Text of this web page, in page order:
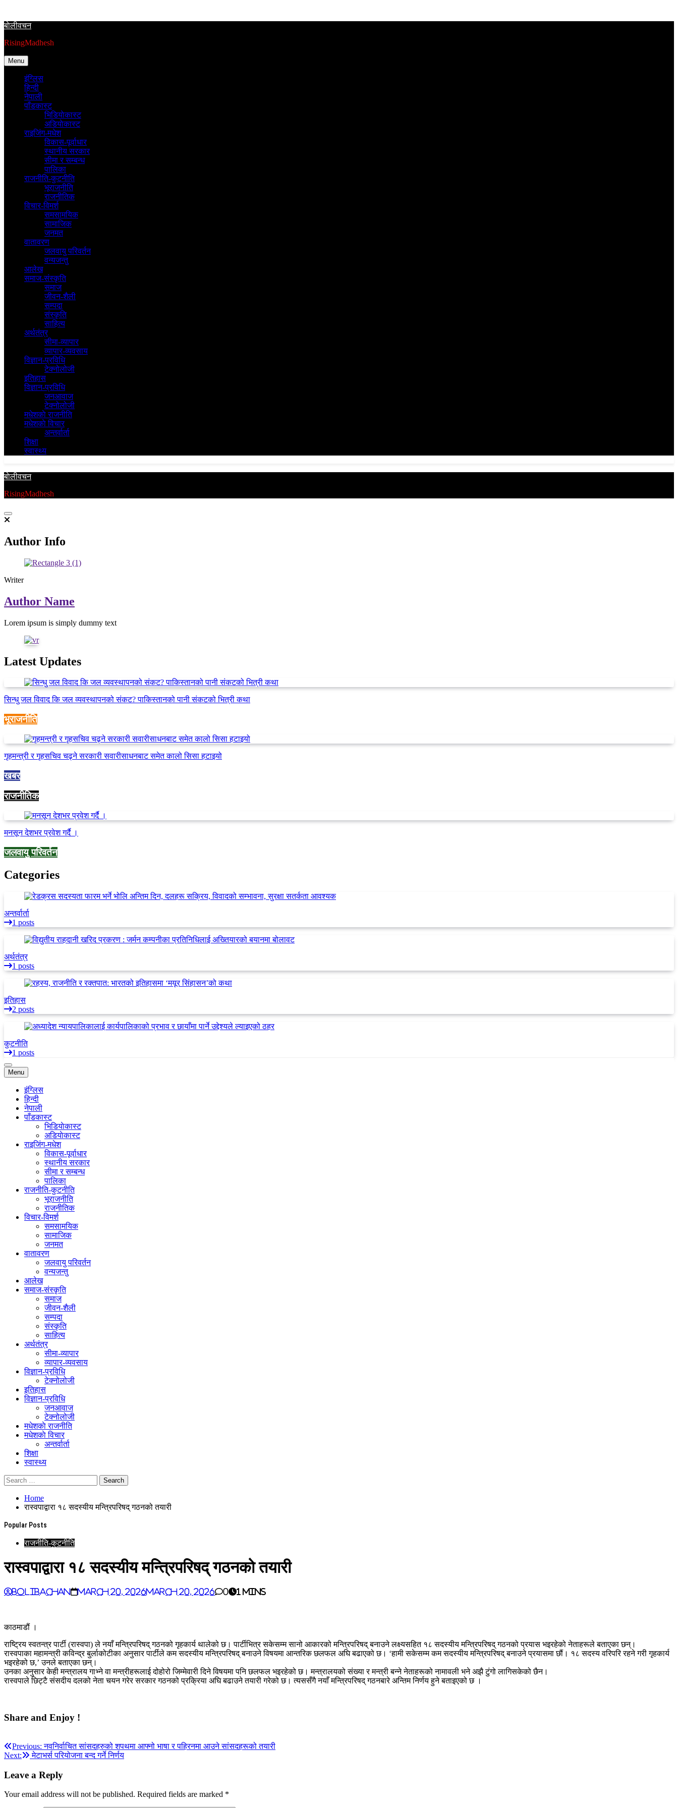
content
बाेलीवचन
RisingMadhesh
Menu
इंग्लिस
हिन्दी
नेपाली
पाँडकास्ट
भिडियाेकास्ट
अडियाेकास्ट
राइजिंग-मधेश
विकास-पूर्वाधार
स्थानीय सरकार
सीमा र सम्बन्ध
पालिका
राजनीति-कुटनीति
भूराजनीति
राजनीतिक
विचार-विमर्श
समसामयिक
सामाजिक
जनमत
वातावरण
जलवायु परिवर्तन
वन्यजन्तु
आलेख
समाज-संस्कृति
समाज
जीवन-शैली
सम्पदा
संस्कृति
साहित्य
अर्थतंत्र
सीमा-व्यापार
व्यापार-व्यवसाय
विज्ञान-प्रविधि
टेक्नोलोजी
इतिहास
विज्ञान-प्रविधि
जनआवाज
टेक्नोलोजी
मधेशकाे राजनीति
मधेशकाे विचार
अन्तर्वार्ता
शिक्षा
स्वास्थ्य
बाेलीवचन
RisingMadhesh
Author Info
Writer
Author Name
Lorem ipsum is simply dummy text
Latest Updates
सिन्धु जल विवाद कि जल व्यवस्थापनको संकट? पाकिस्तानको पानी संकटको भित्री कथा
भूराजनीति
गृहमन्त्री र गृहसचिव चढ्ने सरकारी सवारीसाधनबाट समेत कालो सिसा हटाइयो
खबर
राजनीतिक
मनसून देशभर प्रवेश गर्दै ।
जलवायु परिवर्तन
Categories
अन्तर्वार्ता
1 posts
अर्थतंत्र
1 posts
इतिहास
2 posts
कुटनीति
1 posts
Menu
इंग्लिस
हिन्दी
नेपाली
पाँडकास्ट
भिडियाेकास्ट
अडियाेकास्ट
राइजिंग-मधेश
विकास-पूर्वाधार
स्थानीय सरकार
सीमा र सम्बन्ध
पालिका
राजनीति-कुटनीति
भूराजनीति
राजनीतिक
विचार-विमर्श
समसामयिक
सामाजिक
जनमत
वातावरण
जलवायु परिवर्तन
वन्यजन्तु
आलेख
समाज-संस्कृति
समाज
जीवन-शैली
सम्पदा
संस्कृति
साहित्य
अर्थतंत्र
सीमा-व्यापार
व्यापार-व्यवसाय
विज्ञान-प्रविधि
टेक्नोलोजी
इतिहास
विज्ञान-प्रविधि
जनआवाज
टेक्नोलोजी
मधेशकाे राजनीति
मधेशकाे विचार
अन्तर्वार्ता
शिक्षा
स्वास्थ्य
Home
रास्वपाद्वारा १८ सदस्यीय मन्त्रिपरिषद् गठनको तयारी
Popular Posts
राजनीति-कुटनीति
रास्वपाद्वारा १८ सदस्यीय मन्त्रिपरिषद् गठनको तयारी
BoliBachan March 20, 2026March 20, 2026 0 1 mins
काठमाडौं ।
राष्ट्रिय स्वतन्त्र पार्टी (रास्वपा) ले नयाँ मन्त्रिपरिषद् गठनको गृहकार्य थालेको छ। पार्टीभित्र सकेसम्म सानो आकारको मन्त्रिपरिषद् बनाउने लक्ष्यसहित १८ सदस्यीय मन्त्रिपरिषद् गठनको प्रयास भइरहेको नेताहरूले बताएका छन्।
रास्वपाका महामन्त्री कविन्द्र बुर्लाकोटीका अनुसार पार्टीले कम सदस्यीय मन्त्रिपरिषद् बनाउने विषयमा आन्तरिक छलफल अघि बढाएको छ। ‘हामी सकेसम्म कम सदस्यीय मन्त्रिपरिषद् बनाउने प्रयासमा छौं। १८ सदस्य वरिपरि रहने गरी गृहकार्य
भइरहेको छ,’ उनले बताएका छन्।
उनका अनुसार केही मन्त्रालय गाभ्ने वा मन्त्रीहरूलाई दोहोरो जिम्मेवारी दिने विषयमा पनि छलफल भइरहेको छ। मन्त्रालयको संख्या र मन्त्री बन्ने नेताहरूको नामावली भने अझै टुंगो लागिसकेको छैन।
रास्वपाले छिट्टै संसदीय दलको नेता चयन गरेर सरकार गठनको प्रक्रिया अघि बढाउने तयारी गरेको छ। त्यससँगै नयाँ मन्त्रिपरिषद् गठनबारे अन्तिम निर्णय हुने बताइएको छ ।
Share and Enjoy !
Post
navigation
Previous: नवनिर्वाचित सांसदहरुको शपथमा आफ्नो भाषा र पहिरनमा आउने सांसदहरूको तयारी
Next:
मेटाभर्स परियोजना बन्द गर्ने निर्णय
Leave a Reply
Your email address will not be published. Required fields are marked *